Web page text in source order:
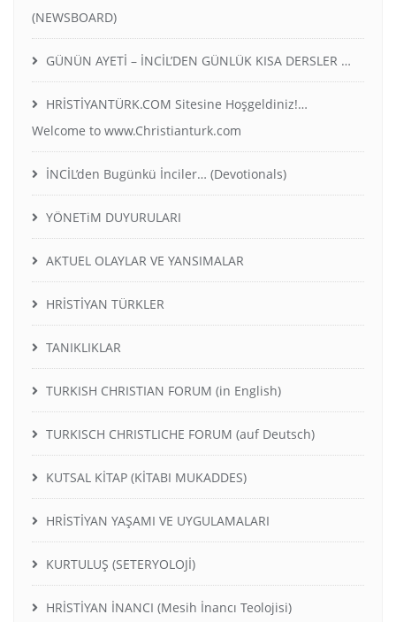
(NEWSBOARD)
GÜNÜN AYETİ – İNCİL’DEN GÜNLÜK KISA DERSLER …
HRİSTİYANTÜRK.COM Sitesine Hoşgeldiniz!…
Welcome to www.Christianturk.com
İNCİL’den Bugünkü İnciler… (Devotionals)
YÖNETiM DUYURULARI
AKTUEL OLAYLAR VE YANSIMALAR
HRİSTİYAN TÜRKLER
TANIKLIKLAR
TURKISH CHRISTIAN FORUM (in English)
TURKISCH CHRISTLICHE FORUM (auf Deutsch)
KUTSAL KİTAP (KİTABI MUKADDES)
HRİSTİYAN YAŞAMI VE UYGULAMALARI
KURTULUŞ (SETERYOLOJİ)
HRİSTİYAN İNANCI (Mesih İnancı Teolojisi)